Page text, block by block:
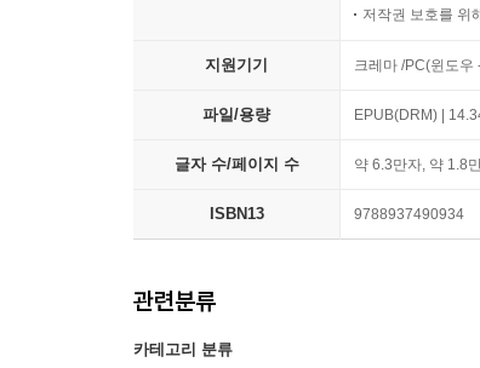
저작권 보호를 위
지원기기 크레마 /PC(윈도우
파일/용량 EPUB(DRM) |
글자 수/페이지 수 약 6.3만자, 약 1.8
ISBN13 9788937490934
관련분류
카테고리 분류